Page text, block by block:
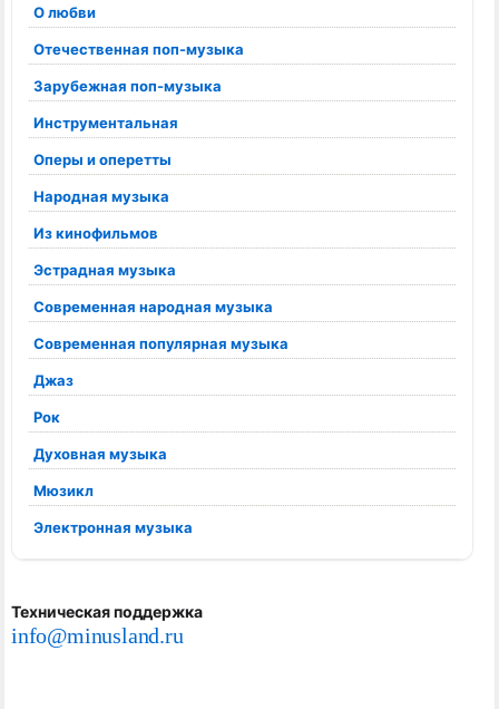
О любви
Отечественная поп-музыка
Зарубежная поп-музыка
Инструментальная
Оперы и оперетты
Народная музыка
Из кинофильмов
Эстрадная музыка
Современная народная музыка
Современная популярная музыка
Джаз
Рок
Духовная музыка
Мюзикл
Электронная музыка
Техническая поддержка
info@minusland.ru